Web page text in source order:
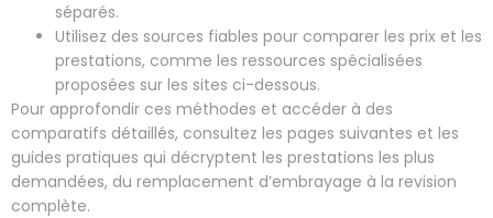
séparés.
Utilisez des sources fiables pour comparer les prix et les
prestations, comme les ressources spécialisées
proposées sur les sites ci-dessous.
Pour approfondir ces méthodes et accéder à des
comparatifs détaillés, consultez les pages suivantes et les
guides pratiques qui décryptent les prestations les plus
demandées, du remplacement d’embrayage à la revision
complète.